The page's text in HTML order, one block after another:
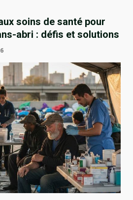
soins de santé pour
abri : défis et solutions